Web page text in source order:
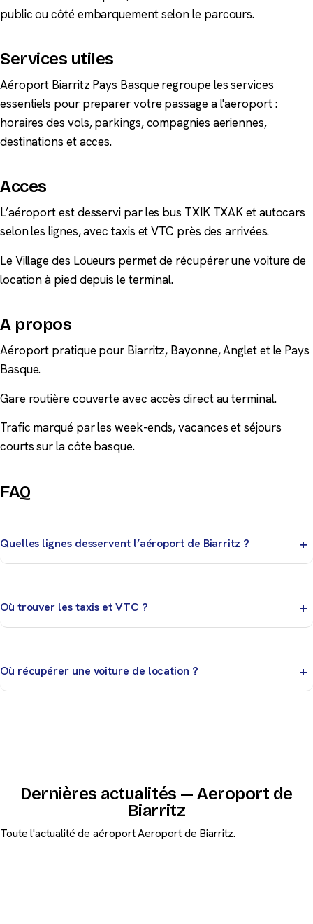
public ou côté embarquement selon le parcours.
Services utiles
Aéroport Biarritz Pays Basque regroupe les services
essentiels pour preparer votre passage a l'aeroport :
horaires des vols, parkings, compagnies aeriennes,
destinations et acces.
Acces
L’aéroport est desservi par les bus TXIK TXAK et autocars
selon les lignes, avec taxis et VTC près des arrivées.
Le Village des Loueurs permet de récupérer une voiture de
location à pied depuis le terminal.
A propos
Aéroport pratique pour Biarritz, Bayonne, Anglet et le Pays
Basque.
Gare routière couverte avec accès direct au terminal.
Trafic marqué par les week-ends, vacances et séjours
courts sur la côte basque.
FAQ
Quelles lignes desservent l’aéroport de Biarritz ?
Où trouver les taxis et VTC ?
Où récupérer une voiture de location ?
Dernières actualités — Aeroport de
Biarritz
Toute l'actualité de aéroport Aeroport de Biarritz.